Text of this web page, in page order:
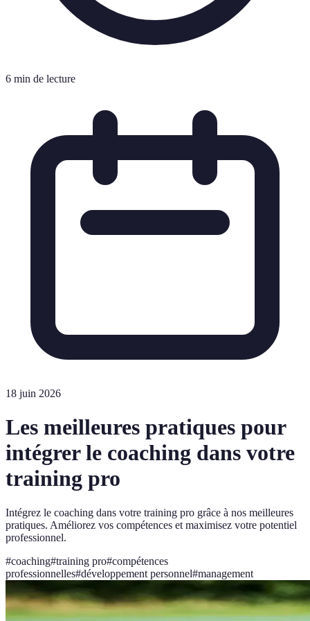
6 min de lecture
18 juin 2026
Les meilleures pratiques pour
intégrer le coaching dans votre
training pro
Intégrez le coaching dans votre training pro grâce à nos meilleures
pratiques. Améliorez vos compétences et maximisez votre potentiel
professionnel.
#coaching#training pro#compétences
professionnelles#développement personnel#management